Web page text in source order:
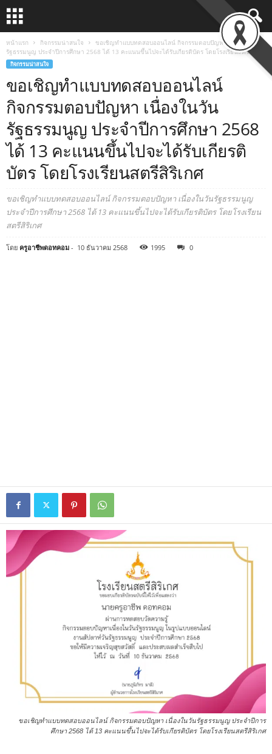
หน้าแรก กิจกรรมน่าสนใจ
ขอเชิญทำแบบทดสอบออนไลน์ กิจกรรมตอบปัญหา เนื่องในวัน
รัฐธรรมนูญ ประจำปีการศึกษา 2568 ได้ 13 คะแนนขึ้นไปจะได้รับเกียรติบัตร โดยโรงเรียนสตรีสิริเกศ
กิจกรรมน่าสนใจ
ขอเชิญทำแบบทดสอบออนไลน์
กิจกรรมตอบปัญหา เนื่องในวัน
รัฐธรรมนูญ ประจำปีการศึกษา 2568
ได้ 13 คะแนนขึ้นไปจะได้รับเกียรติ
บัตร โดยโรงเรียนสตรีสิริเกศ
ขอเชิญทำแบบทดสอบออนไลน์ กิจกรรมตอบปัญหา เนื่องในวันรัฐธรรมนูญ
ประจำปีการศึกษา 2568 ได้ 13 คะแนนขึ้นไปจะได้รับเกียรติบัตร โดยโรงเรียน
สตรีสิริเกศ
โดย ครูอาชีพดอทคอม - 10 ธันวาคม 2568 1995 0
ขอเชิญทำแบบทดสอบออนไลน์ กิจกรรมตอบปัญหา เนื่องในวันรัฐธรรมนูญ ประจำปีการ
ศึกษา 2568 ได้ 13 คะแนนขึ้นไปจะได้รับเกียรติบัตร โดยโรงเรียนสตรีสิริเกศ